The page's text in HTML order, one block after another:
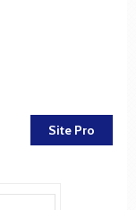
Site Pro